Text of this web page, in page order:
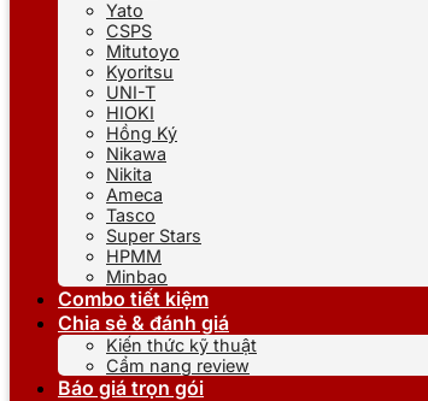
Yato
CSPS
Mitutoyo
Kyoritsu
UNI-T
HIOKI
Hồng Ký
Nikawa
Nikita
Ameca
Tasco
Super Stars
HPMM
Minbao
Combo tiết kiệm
Chia sẻ & đánh giá
Kiến thức kỹ thuật
Cẩm nang review
Báo giá trọn gói